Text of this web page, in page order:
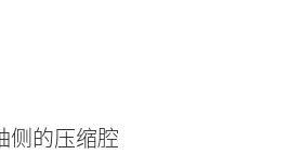
侧的压缩腔